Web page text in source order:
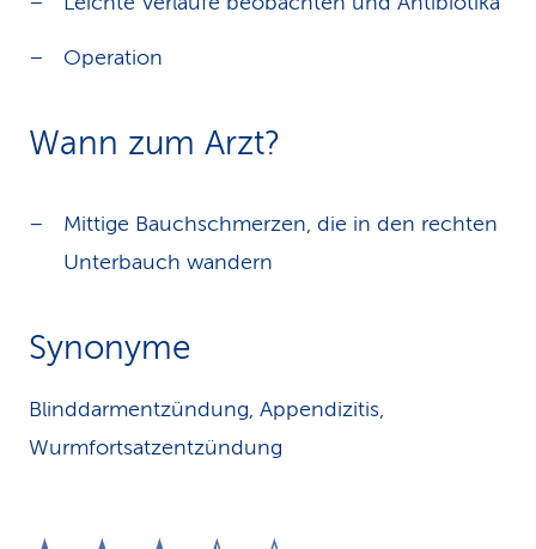
Operation
Wann zum Arzt?
Mittige Bauchschmerzen, die in den rechten
Unterbauch wandern
Synonyme
Blinddarmentzündung, Appendizitis,
Wurmfortsatzentzündung